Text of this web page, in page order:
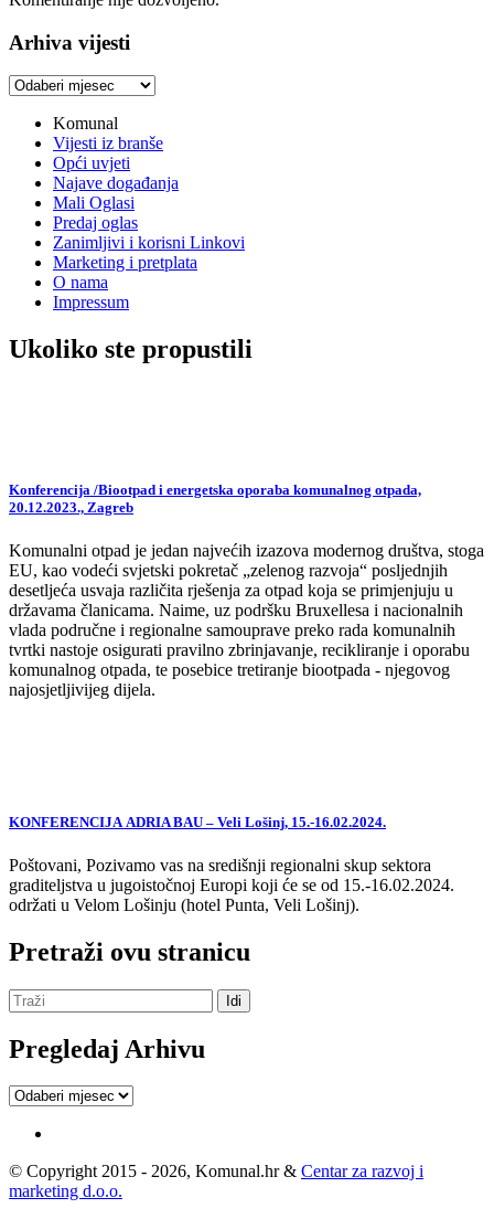
Arhiva vijesti
Arhiva
Komunal
Vijesti iz branše
Opći uvjeti
Najave događanja
Mali Oglasi
Predaj oglas
Zanimljivi i korisni Linkovi
Marketing i pretplata
O nama
Impressum
Ukoliko ste propustili
Konferencija /Biootpad i energetska oporaba komunalnog otpada,
20.12.2023., Zagreb
Komunalni otpad je jedan najvećih izazova modernog društva, stoga
EU, kao vodeći svjetski pokretač „zelenog razvoja“ posljednjih
desetljeća usvaja različita rješenja za otpad koja se primjenjuju u
državama članicama. Naime, uz podršku Bruxellesa i nacionalnih
vlada područne i regionalne samouprave preko rada komunalnih
tvrtki nastoje osigurati pravilno zbrinjavanje, recikliranje i oporabu
komunalnog otpada, te posebice tretiranje biootpada - njegovog
najosjetljivijeg dijela.
KONFERENCIJA ADRIA BAU – Veli Lošinj, 15.-16.02.2024.
Poštovani, Pozivamo vas na središnji regionalni skup sektora
graditeljstva u jugoistočnoj Europi koji će se od 15.-16.02.2024.
održati u Velom Lošinju (hotel Punta, Veli Lošinj).
Pretraži ovu stranicu
Pregledaj Arhivu
Pregledaj
© Copyright 2015 - 2026, Komunal.hr & Centar za razvoj i
marketing d.o.o.